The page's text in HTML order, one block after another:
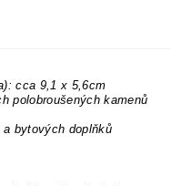
cca 9,1 x 5,6cm
polobroušených kamenů
bytových doplňků